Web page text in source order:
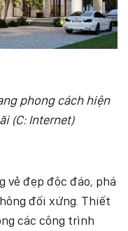
phong cách hiện
(C: Internet)
vẻ đẹp độc đáo, phá
đối xứng. Thiết
các công trình